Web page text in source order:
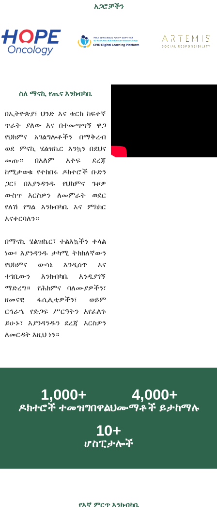
አጋሮቻችን
ስለ ማናኪ የጤና እንክብካቤ
በኢትዮጵያ፣ ህንድ እና ቱርክ ከፍተኛ
ጥራት ያለው እና በተመጣጣኝ ዋጋ
የህክምና አገልግሎቶችን በማቅረብ
ወደ ምናኪ ሄልዝኬር እንኳን በደህና
መጡ። በአለም አቀፍ ደረጃ
ከሚታወቁ የተከበሩ ዶክተሮች ቡድን
ጋር፣ በእያንዳንዱ የህክምና ጉዞዎ
ውስጥ እርስዎን ለመምራት ወደር
የለሽ የግል እንክብካቤ እና ምክክር
እናቀርባለን።
በማናኪ ሄልዝኬር፣ ተልእኳችን ቀላል
ነው፡ እያንዳንዱ ታካሚ ትክክለኛውን
የህክምና ውሳኔ እንዲሰጥ እና
ተገቢውን እንክብካቤ እንዲያገኝ
ማድረግ። የሕክምና ባለሙያዎችን፣
ዘመናዊ ፋሲሊቲዎችን፣ ወይም
ርኅራኄ የድጋፍ ሥርዓትን እየፈለጉ
ይሁኑ፣ እያንዳንዱን ደረጃ እርስዎን
ለመርዳት እዚህ ነን።
ዶክተሮች ተመዝግበዋል
1,000+
ህሙማቶች ይታከማሉ
4,000+
ሆስፒታሎች
10+
የእኛ ምርጥ እንክብካቤ